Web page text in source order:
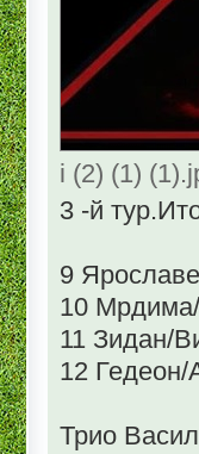
i (2) (1)
3 -й
9
10
11 Зидан/
12
Трио